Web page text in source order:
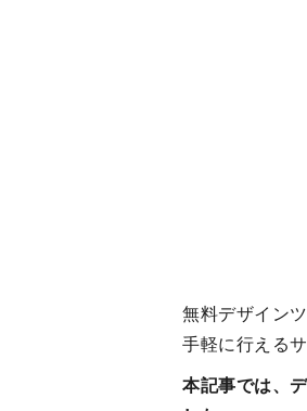
無料デザイン
手軽に行える
本記事では、